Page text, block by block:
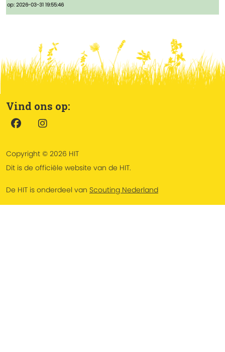
op: 2026-03-31 19:55:46
Vind ons op:
Copyright © 2026 HIT
Dit is de officiële website van de HIT.
De HIT is onderdeel van Scouting Nederland